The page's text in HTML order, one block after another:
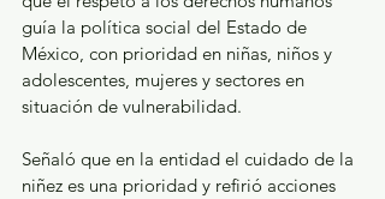
guía la política social del Estado de
México, con prioridad en niñas, niños y
adolescentes, mujeres y sectores en
situación de vulnerabilidad.
Señaló que en la entidad el cuidado de la
niñez es una prioridad y refirió acciones